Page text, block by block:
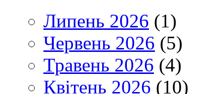
Липень 2026 (1)
Червень 2026 (5)
Травень 2026 (4)
Квітень 2026 (10)